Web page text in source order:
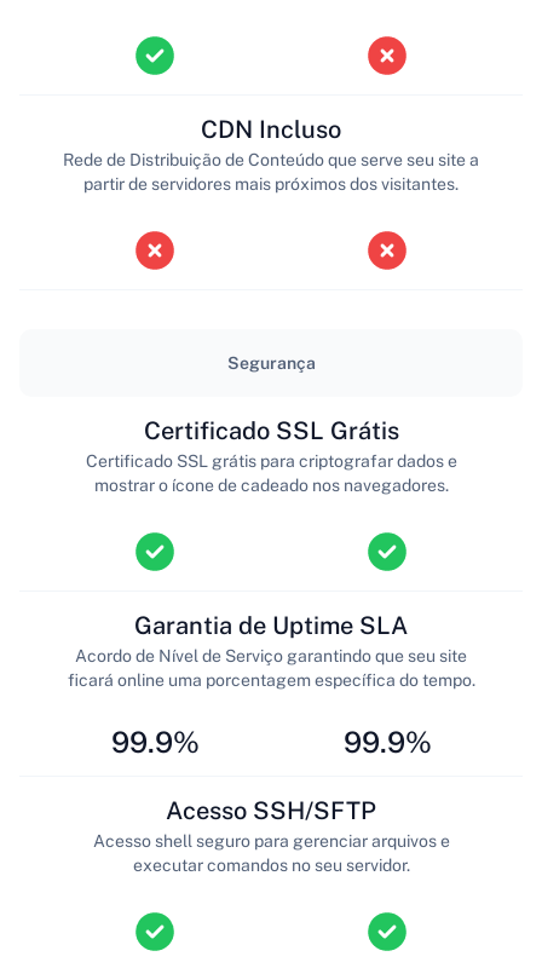
CDN Incluso
Rede de Distribuição de Conteúdo que serve seu site a
partir de servidores mais próximos dos visitantes.
Segurança
Certificado SSL Grátis
Certificado SSL grátis para criptografar dados e
mostrar o ícone de cadeado nos navegadores.
99.9%
Garantia de Uptime SLA
Acordo de Nível de Serviço garantindo que seu site
ficará online uma porcentagem específica do tempo.
99.9%
Acesso SSH/SFTP
Acesso shell seguro para gerenciar arquivos e
executar comandos no seu servidor.